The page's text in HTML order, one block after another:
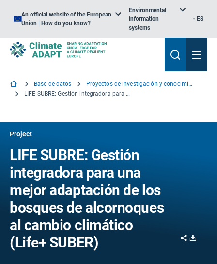
An official website of the European
Union | How do you know?
Environmental
information
systems
ES
Base de datos
Proyectos de investigación y conocimiento
LIFE SUBRE: Gestión integradora para una mejor adaptación de los bosques de alcornoques al cambio climático
Project
LIFE SUBRE: Gestión
integradora para una
mejor adaptación de los
bosques de alcornoques
al cambio climático
(Life+ SUBER)
Share